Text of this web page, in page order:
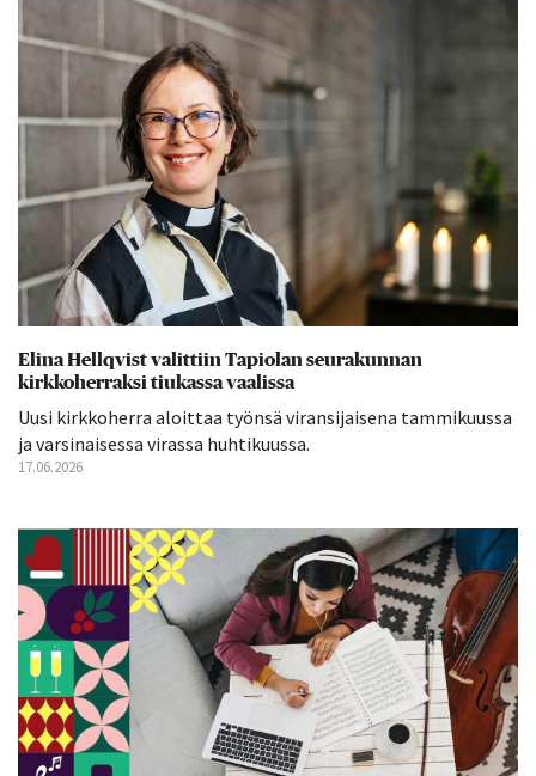
Elina Hellqvist valittiin Tapiolan seurakunnan
kirkkoherraksi tiukassa vaalissa
Uusi kirkkoherra aloittaa työnsä viransijaisena tammikuussa
ja varsinaisessa virassa huhtikuussa.
17.06.2026